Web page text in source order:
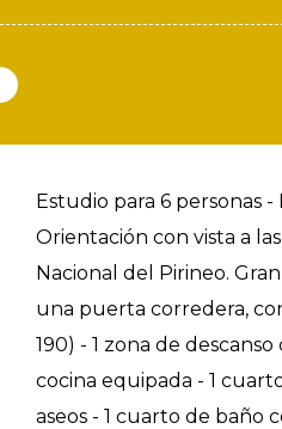
Estudio para 6 personas
Orientación con vista a
Nacional del Pirineo.
una puerta corredera,
190) - 1 zona de
cocina equipada - 1
aseos - 1 cuarto de baño